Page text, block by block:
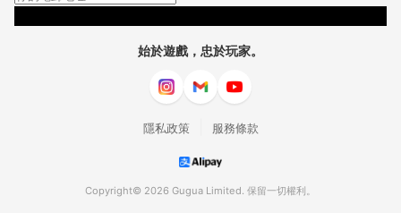
始於遊戲，忠於玩家。
隱私政策 服務條款
Copyright© 2026 Gugua Limited. 保留一切權利。